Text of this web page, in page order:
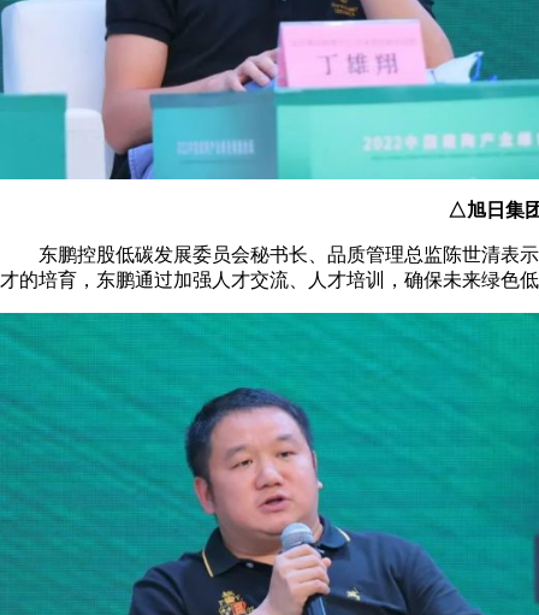
△旭日集
东鹏控股低碳发展委员会秘书长、品质管理总监陈世清表示
才的培育，东鹏通过加强人才交流、人才培训，确保未来绿色